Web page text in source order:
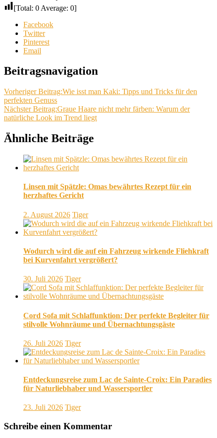
[Total: 0 Average: 0]
Facebook
Twitter
Pinterest
Email
Beitragsnavigation
Vorheriger Beitrag:Wie isst man Kaki: Tipps und Tricks für den
perfekten Genuss
Nächster Beitrag:Graue Haare nicht mehr färben: Warum der
natürliche Look im Trend liegt
Ähnliche Beiträge
Linsen mit Spätzle: Omas bewährtes Rezept für ein
herzhaftes Gericht
2. August 2026 Tiger
Wodurch wird die auf ein Fahrzeug wirkende Fliehkraft
bei Kurvenfahrt vergrößert?
30. Juli 2026 Tiger
Cord Sofa mit Schlaffunktion: Der perfekte Begleiter für
stilvolle Wohnräume und Übernachtungsgäste
26. Juli 2026 Tiger
Entdeckungsreise zum Lac de Sainte-Croix: Ein Paradies
für Naturliebhaber und Wassersportler
23. Juli 2026 Tiger
Schreibe einen Kommentar